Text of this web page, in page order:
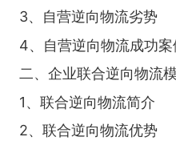
3、自营逆向物流劣势
4、自营逆向物流成功案
二、企业联合逆向物流
1、联合逆向物流简介
2、联合逆向物流优势